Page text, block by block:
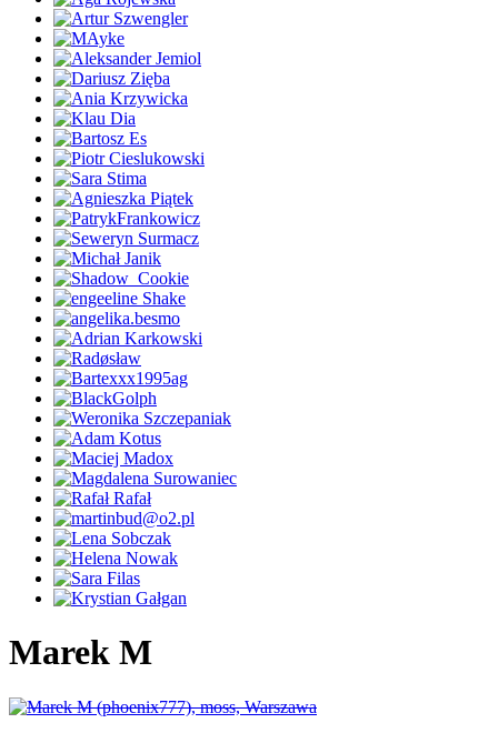
Marek M